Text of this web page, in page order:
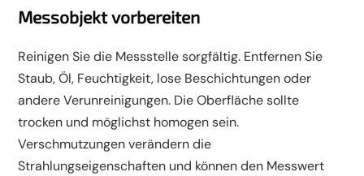
Messobjekt vorbereiten
Reinigen Sie die Messstelle sorgfältig. Entfernen Sie
Staub, Öl, Feuchtigkeit, lose Beschichtungen oder
andere Verunreinigungen. Die Oberfläche sollte
trocken und möglichst homogen sein.
Verschmutzungen verändern die
Strahlungseigenschaften und können den Messwert